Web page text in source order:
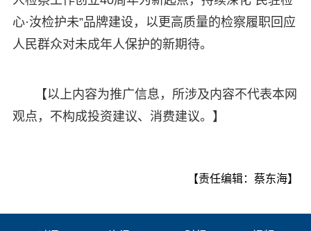
心·汝检护未”品牌建设，以更高质量的检察履职回应
人民群众对未成年人保护的新期待。
【以上内容为推广信息，所涉及内容不代表本网
观点，不构成投资建议、消费建议。】
【责任编辑：蔡东海】